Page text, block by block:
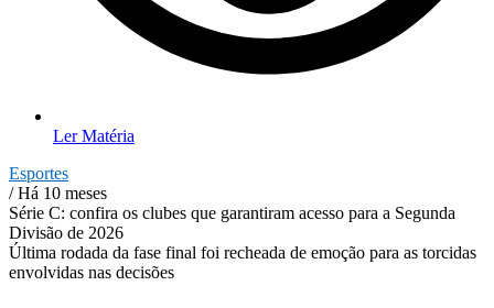
Ler Matéria
Esportes
/ Há 10 meses
Série C: confira os clubes que garantiram acesso para a Segunda
Divisão de 2026
Última rodada da fase final foi recheada de emoção para as torcidas
envolvidas nas decisões